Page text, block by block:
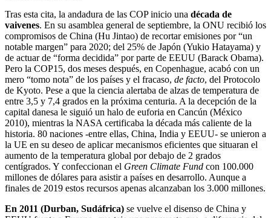
Tras esta cita, la andadura de las COP inicio una década de
vaivenes. En su asamblea general de septiembre, la ONU recibió los
compromisos de China (Hu Jintao) de recortar emisiones por “un
notable margen” para 2020; del 25% de Japón (Yukio Hatayama) y
de actuar de “forma decidida” por parte de EEUU (Barack Obama).
Pero la COP15, dos meses después, en Copenhague, acabó con un
mero “tomo nota” de los países y el fracaso, de facto, del Protocolo
de Kyoto. Pese a que la ciencia alertaba de alzas de temperatura de
entre 3,5 y 7,4 grados en la próxima centuria. A la decepción de la
capital danesa le siguió un halo de euforia en Cancún (México
2010), mientras la NASA certificaba la década más caliente de la
historia. 80 naciones -entre ellas, China, India y EEUU- se unieron a
la UE en su deseo de aplicar mecanismos eficientes que situaran el
aumento de la temperatura global por debajo de 2 grados
centígrados. Y confeccionan el Green Climate Fund con 100.000
millones de dólares para asistir a países en desarrollo. Aunque a
finales de 2019 estos recursos apenas alcanzaban los 3.000 millones.
En 2011 (Durban, Sudáfrica) se vuelve el disenso de China y